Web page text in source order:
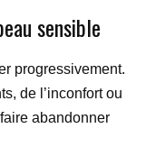
sensible
progressivement.
de l’inconfort ou
abandonner